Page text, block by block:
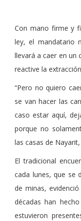
Con mano firme y
ley, el mandatario
llevará a caer en un
reactive la
“Pero no quiero
se van hacer las
caso estar aquí,
porque no
las casas de
El tradicional
cada lunes, que se
de minas,
décadas han
estuvieron